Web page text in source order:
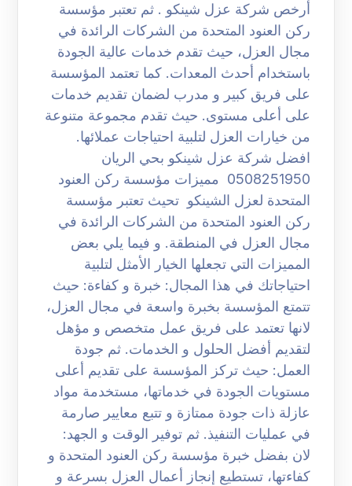
أرخص شركة عزل شينكو . ثم تعتبر مؤسسة
ركن العنود المتحدة من الشركات الرائدة في
مجال العزل، حيث تقدم خدمات عالية الجودة
باستخدام أحدث المعدات. كما تعتمد المؤسسة
على فريق كبير و مدرب لضمان تقديم خدمات
على أعلى مستوى. حيث تقدم مجموعة متنوعة
من خيارات العزل لتلبية احتياجات عملائها.
افضل شركة عزل شينكو بحي الريان
0508251950 مميزات مؤسسة ركن العنود
المتحدة لعزل الشينكو تحيث تعتبر مؤسسة
ركن العنود المتحدة من الشركات الرائدة في
مجال العزل في المنطقة. و فيما يلي بعض
المميزات التي تجعلها الخيار الأمثل لتلبية
احتياجاتك في هذا المجال: خبرة و كفاءة: حيث
تتمتع المؤسسة بخبرة واسعة في مجال العزل،
لانها تعتمد على فريق عمل متخصص و مؤهل
لتقديم أفضل الحلول و الخدمات. ثم جودة
العمل: حيث تركز المؤسسة على تقديم أعلى
مستويات الجودة في خدماتها، مستخدمة مواد
عازلة ذات جودة ممتازة و تتبع معايير صارمة
في عمليات التنفيذ. ثم توفير الوقت و الجهد:
لان بفضل خبرة مؤسسة ركن العنود المتحدة و
كفاءتها، تستطيع إنجاز أعمال العزل بسرعة و